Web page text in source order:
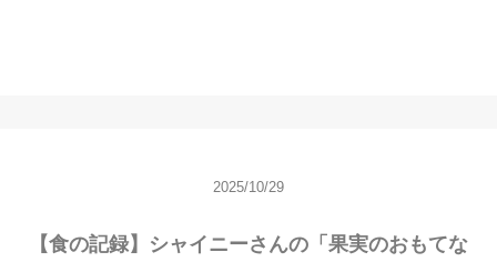
2025/10/29
【食の記録】シャイニーさんの「果実のおもてな